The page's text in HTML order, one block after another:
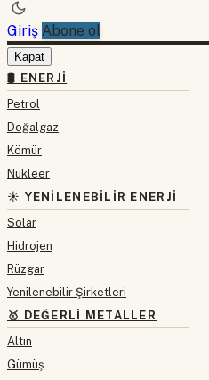
Giriş Abone ol
Kapat
🛢 ENERJI
Petrol
Doğalgaz
Kömür
Nükleer
☀️ YENILENEBILIR ENERJI
Solar
Hidrojen
Rüzgar
Yenilenebilir Şirketleri
🥇 DEĞERLI METALLER
Altın
Gümüş